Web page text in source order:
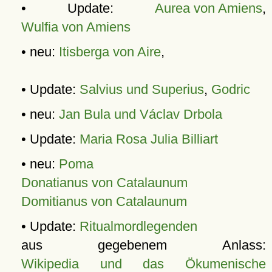
• Update: Aurea von Amiens,
Wulfia von Amiens
• neu: Itisberga von Aire,
• Update: Salvius und Superius, Godric
• neu: Jan Bula und Václav Drbola
• Update: Maria Rosa Julia Billiart
• neu: Poma
Donatianus von Catalaunum
Domitianus von Catalaunum
• Update: Ritualmordlegenden
aus gegebenem Anlass:
Wikipedia und das Ökumenische